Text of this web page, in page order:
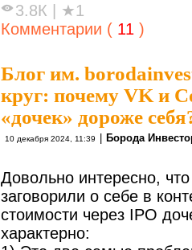
3.8К
★1
Комментарии ( 11 )
Блог им.
круг: почему VK и
«дочек» дороже
10 декабря 2024, 11:39 Борода
Довольно интересно,
заговорили о себе в
стоимости через IPO
характерно: